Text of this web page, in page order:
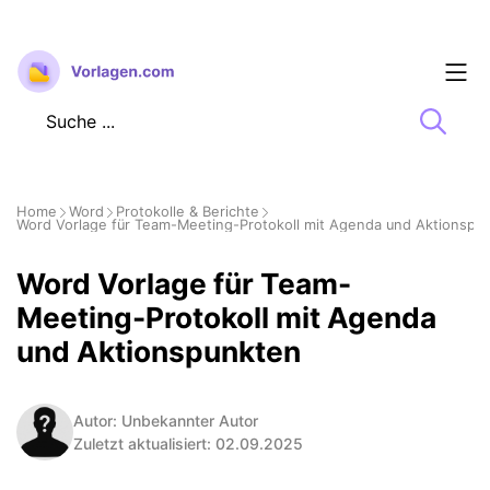
Zum
Inhalt
springen
Home Word
Protokolle & Berichte
Word Vorlage für Team-Meeting-Protokoll mit Agenda und
Word Vorlage für Team-
Meeting-Protokoll mit Agenda
und Aktionspunkten
Autor: Unbekannter Autor
Zuletzt aktualisiert: 02.09.2025